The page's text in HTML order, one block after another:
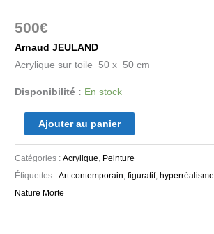
500€
Arnaud JEULAND
Acrylique sur toile 50 x 50 cm
Disponibilité : En stock
Ajouter au panier
Catégories :Acrylique Peinture
Étiquettes :Art contemporain ,figuratif,hyperréalisme
Nature Morte